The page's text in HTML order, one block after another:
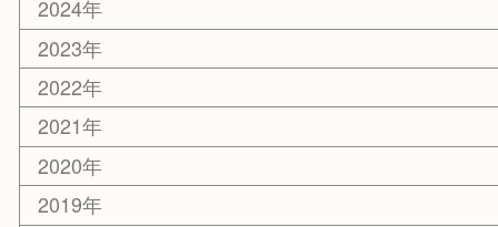
宇治市
交野市
和束町
精華町
八幡市
アーカイブ